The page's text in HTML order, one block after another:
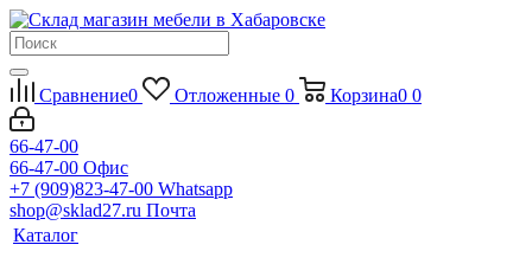
Сравнение0 Отложенные 0 Корзина0 0
66-47-00
66-47-00 Офис
+7 (909)823-47-00 Whatsapp
shop@sklad27.ru Почта
Каталог